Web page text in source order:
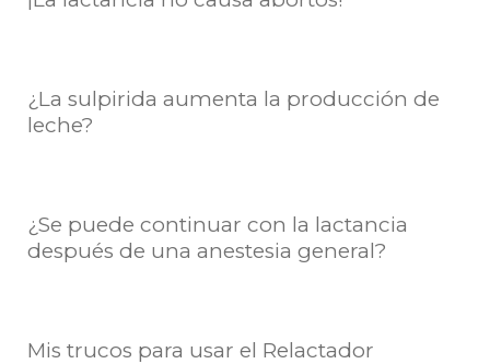
¿La sulpirida aumenta la producción de
leche?
¿Se puede continuar con la lactancia
después de una anestesia general?
Mis trucos para usar el Relactador